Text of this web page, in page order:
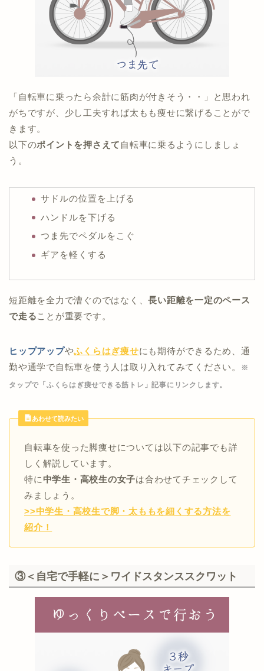
「自転車に乗ったら余計に筋肉が付きそう・・」と思われ
がちですが、少し工夫すれば太もも痩せに繋げることがで
きます。
以下のポイントを押さえて 自転車に乗るようにしましょ
う。
サドルの位置を上げる
ハンドルを下げる
つま先でペダルをこぐ
ギアを軽くする
短距離を全力で漕ぐのではなく、長い距離を一定のペース
で走ることが重要です。
ヒップアップやふくらはぎ痩せにも期待ができるため、通
勤や通学で自転車を使う人は取り入れてみてください。
※
タップで「ふくらはぎ痩せできる筋トレ」記事にリンクします。
あわせて読みたい
自転車を使った脚痩せについては以下の記事でも詳
しく解説しています。
特に中学生・高校生の女子は合わせてチェックして
みましょう。
>>中学生・高校生で脚・太ももを細くする方法を
紹介！
③＜自宅で手軽に＞ワイドスタンススクワット